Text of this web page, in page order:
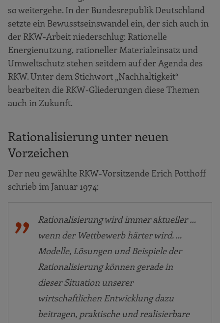
so weitergehe. In der Bundesrepublik Deutschland
setzte ein Bewusstseinswandel ein, der sich auch in
der RKW-Arbeit niederschlug: Rationelle
Energienutzung, rationeller Materialeinsatz und
Umweltschutz stehen seitdem auf der Agenda des
RKW. Unter dem Stichwort „Nachhaltigkeit“
bearbeiten die RKW-Gliederungen diese Themen
auch in Zukunft.
Rationalisierung unter neuen
Vorzeichen
Der neu gewählte RKW-Vorsitzende Erich Potthoff
schrieb im Januar 1974:
Rationalisierung wird immer aktueller …
wenn der Wettbewerb härter wird. …
Modelle, Lösungen und Beispiele der
Rationalisierung können gerade in
dieser Situation unserer
wirtschaftlichen Entwicklung dazu
beitragen, praktische und realisierbare